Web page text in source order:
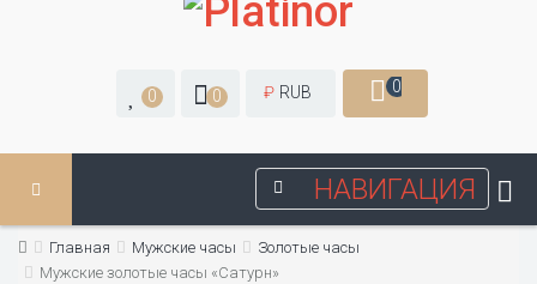
0 0 ₽ RUB 0
НАВИГАЦИЯ
Главная Мужские часы
Золотые часы
Мужские золотые часы «Сатурн»